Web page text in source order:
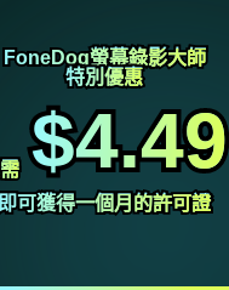
FoneDog螢幕錄影大師
FoneDog螢幕錄影大師
特別優惠
特別優惠
$4.49
$4.49
即可獲得一個月的許可證
即可獲得一個月的許可證